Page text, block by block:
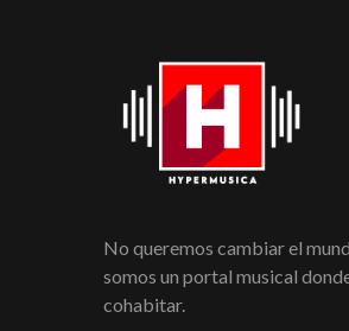
No queremos cambiar el
somos un portal musical
cohabitar.